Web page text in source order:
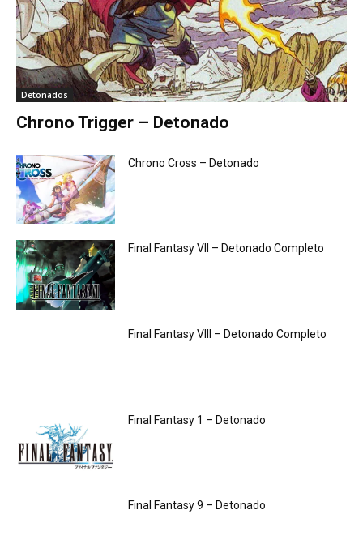
Detonados
Chrono Trigger – Detonado
Chrono Cross – Detonado
Final Fantasy VII – Detonado Completo
Final Fantasy VIII – Detonado Completo
Final Fantasy 1 – Detonado
Final Fantasy 9 – Detonado